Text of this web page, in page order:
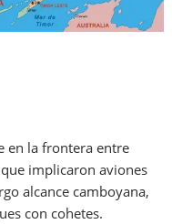
en la frontera entre
implicaron aviones
alcance camboyana,
con cohetes.